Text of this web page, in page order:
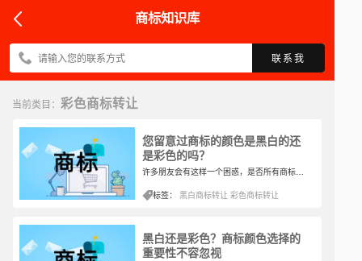
商标知识库
联系我
当前类目： 彩色商标转让
您留意过商标的颜色是黑白的还
是彩色的吗？
许多朋友会有这样一个困惑，是否所有商标都必须使用黑白商标呢？事实并非如此，彩色商标也是非常常见的。根据油漆、彩刷等产品的特性，采用彩色商标更能展示产品的特点和成品的品牌效果。
标签：黑白商标转让 彩色商标转让
黑白还是彩色？商标颜色选择的
重要性不容忽视